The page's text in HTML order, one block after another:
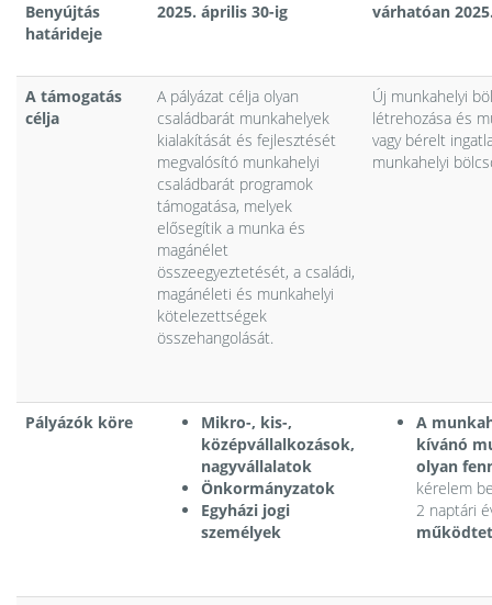
Benyújtás
határideje
2025. április 30-ig várhatóan
A támogatás
célja
A pályázat célja olyan
családbarát munkahelyek
kialakítását és fejlesztését
megvalósító munkahelyi
családbarát programok
támogatása, melyek
elősegítik a munka és
magánélet
összeegyeztetését, a családi,
magánéleti és munkahelyi
kötelezettségek
összehangolását.
Új munkahelyi
létrehozása és
vagy bérelt
munkahelyi
Pályázók köre
Mikro-, kis-,
középvállalkozások,
nagyvállalatok
Önkormányzatok
Egyházi jogi
személyek
A
kívánó
olyan
kérelem
2 naptári
működtet